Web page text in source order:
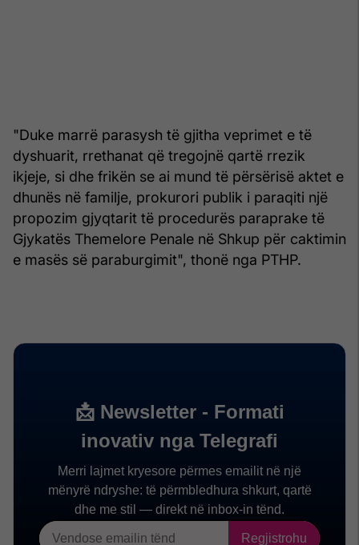
"Duke marrë parasysh të gjitha veprimet e të
dyshuarit, rrethanat që tregojnë qartë rrezik
ikjeje, si dhe frikën se ai mund të përsërisë aktet e
dhunës në familje, prokurori publik i paraqiti një
propozim gjyqtarit të procedurës paraprake të
Gjykatës Themelore Penale në Shkup për caktimin
e masës së paraburgimit", thonë nga PTHP.